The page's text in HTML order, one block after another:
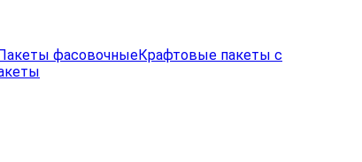
фасовочныеКрафтовые пакеты с